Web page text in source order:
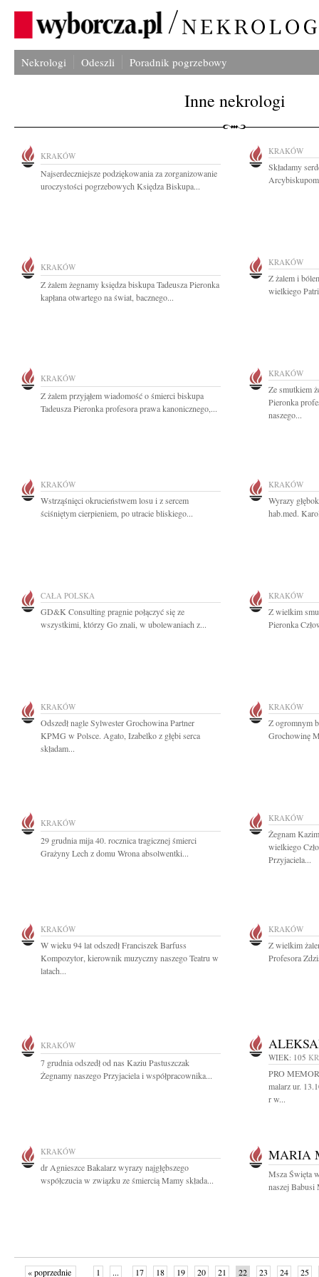
Nekrologi Odeszli Poradnik pogrzebowy
Inne nekrologi
KRAKÓW
Najserdeczniejsze podziękowania za zorganizowanie
uroczystości pogrzebowych Księdza Biskupa...
KRAKÓW
Składamy
KRAKÓW
Z żalem żegnamy księdza biskupa Tadeusza Pieronka
kapłana otwartego na świat, bacznego...
KRAKÓW
Z żalem i
wielkiego
KRAKÓW
Z żalem przyjąłem wiadomość o śmierci biskupa
Tadeusza Pieronka profesora prawa kanonicznego,...
KRAKÓW
Ze smutkiem
Pieronka
naszego...
KRAKÓW
Wstrząśnięci okrucieństwem losu i z sercem
ściśniętym cierpieniem, po utracie bliskiego...
KRAKÓW
Wyrazy
hab.med.
CAŁA POLSKA
GD&K Consulting pragnie połączyć się ze
wszystkimi, którzy Go znali, w ubolewaniach z...
KRAKÓW
Z wielkim
Pieronka
KRAKÓW
Odszedł nagle Sylwester Grochowina Partner
KPMG w Polsce. Agato, Izabelko z głębi serca
składam...
KRAKÓW
Z ogromnym
Grochowinę
KRAKÓW
29 grudnia mija 40. rocznica tragicznej śmierci
Grażyny Lech z domu Wrona absolwentki...
KRAKÓW
Żegnam
wielkiego
Przyjaciela...
KRAKÓW
W wieku 94 lat odszedł Franciszek Barfuss
Kompozytor, kierownik muzyczny naszego Teatru w
latach...
KRAKÓW
Z wielkim
Profesora
KRAKÓW
7 grudnia odszedł od nas Kaziu Pastuszczak
Żegnamy naszego Przyjaciela i współpracownika...
WIEK: 105
PRO
malarz ur.
r w...
KRAKÓW
dr Agnieszce Bakalarz wyrazy najgłębszego
współczucia w związku ze śmiercią Mamy składa...
MARIA
Msza Święta
naszej
« poprzednie 1 ... 17 18 19 20 21 22 23 24 25